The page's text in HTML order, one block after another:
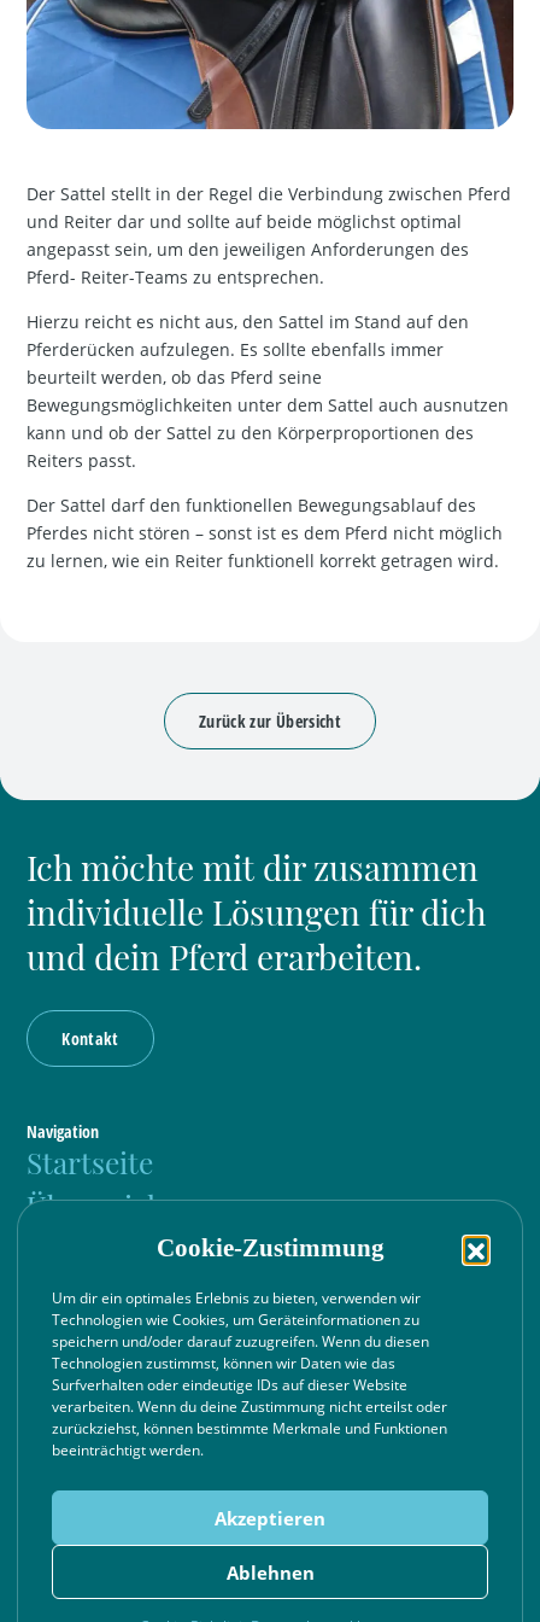
Cookie-Zustimmung
Um dir ein optimales Erlebnis zu bieten, verwenden wir
Technologien wie Cookies, um Geräteinformationen zu
speichern und/oder darauf zuzugreifen. Wenn du diesen
Technologien zustimmst, können wir Daten wie das
Surfverhalten oder eindeutige IDs auf dieser Website
verarbeiten. Wenn du deine Zustimmung nicht erteilst oder
zurückziehst, können bestimmte Merkmale und Funktionen
beeinträchtigt werden.
Akzeptieren
Ablehnen
Der Sattel stellt in der Regel die Verbindung zwischen Pferd
und Reiter dar und sollte auf beide möglichst optimal
angepasst sein, um den jeweiligen Anforderungen des
Pferd- Reiter-Teams zu entsprechen.
Hierzu reicht es nicht aus, den Sattel im Stand auf den
Pferderücken aufzulegen. Es sollte ebenfalls immer
beurteilt werden, ob das Pferd seine
Bewegungsmöglichkeiten unter dem Sattel auch ausnutzen
kann und ob der Sattel zu den Körperproportionen des
Reiters passt.
Der Sattel darf den funktionellen Bewegungsablauf des
Pferdes nicht stören – sonst ist es dem Pferd nicht möglich
zu lernen, wie ein Reiter funktionell korrekt getragen wird.
Beitragsnavigation
Zurück zur Übersicht
Ich möchte mit dir zusammen
individuelle Lösungen für dich
und dein Pferd erarbeiten.
Kontakt
Navigation
Startseite
Über mich
Was mich antreibt
Meine Leistungen
Blog
Preise
Impressum